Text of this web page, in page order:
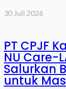
30 Juli 2026
PT CPJF
NU Care-
Salurkan
untuk